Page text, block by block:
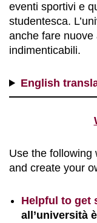
eventi sportivi e
studentesca.
anche fare
indimenticabili.
English
Use the following
and create your
Helpful to get
all’università